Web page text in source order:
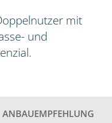
mit
und
ANBAUEMPFEHLUNG